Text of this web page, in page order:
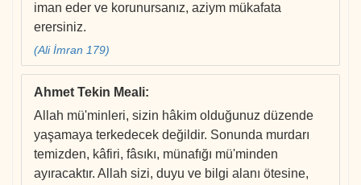
iman eder ve korunursanız, aziym mükafata
erersiniz.
(Ali İmran 179)
Ahmet Tekin Meali:
Allah mü'minleri, sizin hâkim olduğunuz düzende
yaşamaya terkedecek değildir. Sonunda murdarı
temizden, kâfiri, fâsıkı, münafığı mü'minden
ayıracaktır. Allah sizi, duyu ve bilgi alanı ötesine,